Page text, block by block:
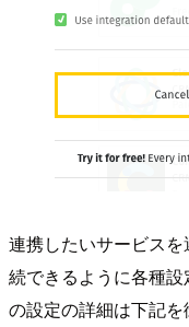
連携したいサービス
続できるように各種
の設定の詳細は下記を